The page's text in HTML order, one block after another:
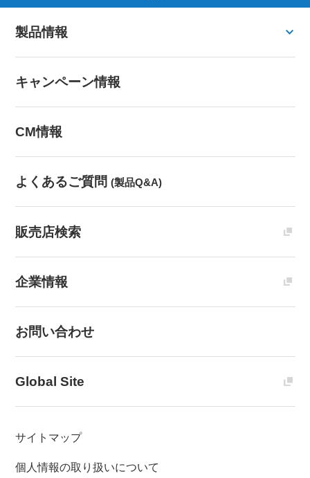
製品情報
キャンペーン情報
CM情報
よくあるご質問 (製品Q&A)
販売店検索
企業情報
お問い合わせ
Global Site
サイトマップ
個人情報の取り扱いについて